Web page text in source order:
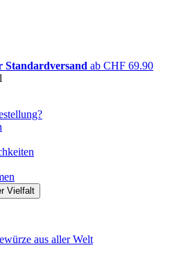
Standardversand ab CHF 69.90
aus aller Welt